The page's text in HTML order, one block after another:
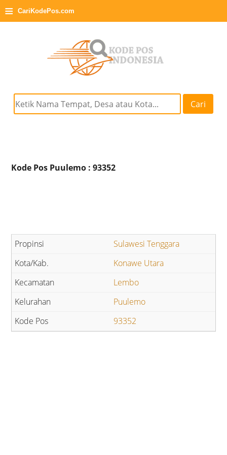
≡ CariKodePos.com
Cari
Kode Pos Puulemo : 93352
Sulawesi Tenggara
Konawe Utara
Lembo
Puulemo
93352